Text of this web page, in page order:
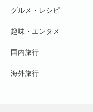
グルメ・レシピ
趣味・エンタメ
国内旅行
海外旅行